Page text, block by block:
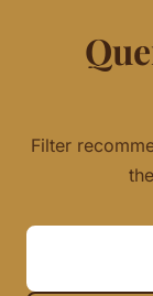
Filter